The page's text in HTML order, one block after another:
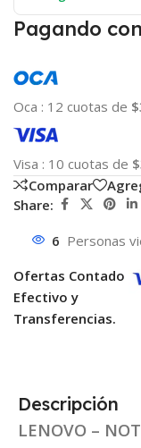
Pagando
Oca : 12 cuotas de
Visa : 10 cuotas de
Comparar
Share:
6 Personas
Ofertas Contado
Efectivo y
Transferencias.
Descripción
LENOVO –